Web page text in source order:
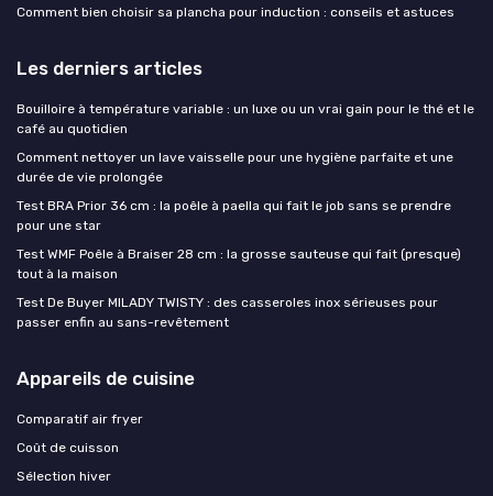
Comment bien choisir sa plancha pour induction : conseils et astuces
Les derniers articles
Bouilloire à température variable : un luxe ou un vrai gain pour le thé et le
café au quotidien
Comment nettoyer un lave vaisselle pour une hygiène parfaite et une
durée de vie prolongée
Test BRA Prior 36 cm : la poêle à paella qui fait le job sans se prendre
pour une star
Test WMF Poêle à Braiser 28 cm : la grosse sauteuse qui fait (presque)
tout à la maison
Test De Buyer MILADY TWISTY : des casseroles inox sérieuses pour
passer enfin au sans-revêtement
Appareils de cuisine
Comparatif air fryer
Coût de cuisson
Sélection hiver